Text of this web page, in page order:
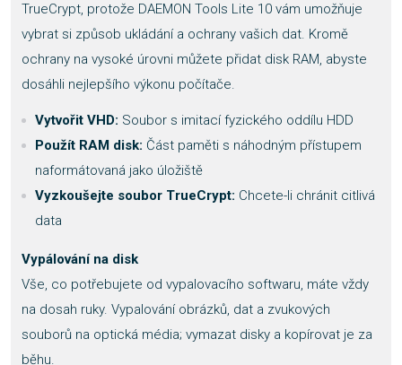
TrueCrypt, protože DAEMON Tools Lite 10 vám umožňuje
vybrat si způsob ukládání a ochrany vašich dat. Kromě
ochrany na vysoké úrovni můžete přidat disk RAM, abyste
dosáhli nejlepšího výkonu počítače.
Vytvořit VHD: Soubor s imitací fyzického oddílu HDD
Použít RAM disk: Část paměti s náhodným přístupem
naformátovaná jako úložiště
Vyzkoušejte soubor TrueCrypt: Chcete-li chránit citlivá
data
Vypálování na disk
Vše, co potřebujete od vypalovacího softwaru, máte vždy
na dosah ruky. Vypalování obrázků, dat a zvukových
souborů na optická média; vymazat disky a kopírovat je za
běhu.